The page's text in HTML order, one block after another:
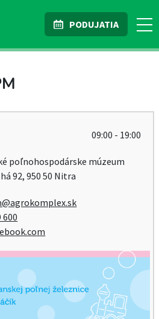
PODUJATIA
09:00 - 19:00
poľnohospodárske múzeum
92, 950 50 Nitra
600